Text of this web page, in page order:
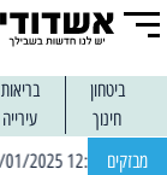
ביטחון בריאות
חינוך
עירייה
מבזקים| 12:14 13/01/2025 אחרי שבוע: הוסר איסור הרחצה בחופי אשדוד